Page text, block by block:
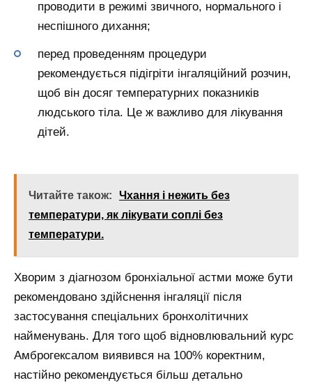
проводити в режимі звичного, нормального і
неспішного дихання;
перед проведенням процедури
рекомендується підігріти інгаляційний розчин,
щоб він досяг температурних показників
людського тіла. Це ж важливо для лікування
дітей.
Читайте також:
Чхання і нежить без
температури, як лікувати соплі без
температури.
Хворим з діагнозом бронхіальної астми може бути
рекомендовано здійснення інгаляції після
застосування спеціальних бронхолітичних
найменувань. Для того щоб відновлювальний курс
Амброгексалом виявився на 100% коректним,
настійно рекомендується більш детально